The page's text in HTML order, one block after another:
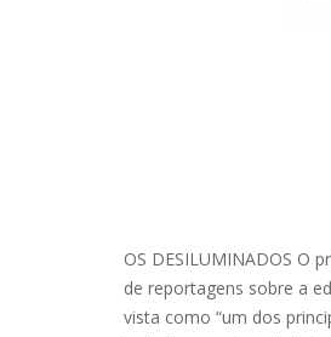
OS DESILUMINADOS O
de reportagens sobre a
vista como “um dos